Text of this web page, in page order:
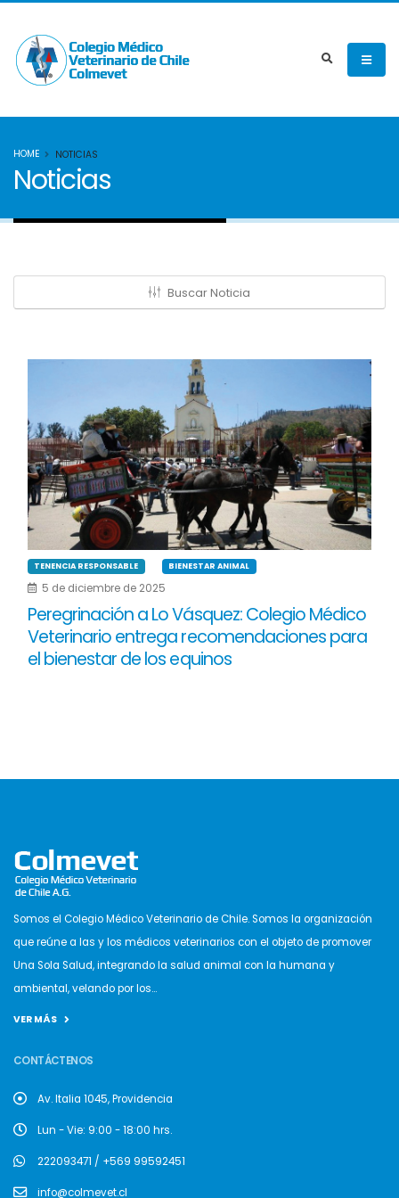
HOME NOTICIAS
Noticias
Buscar Noticia
TENENCIA RESPONSABLE BIENESTAR ANIMAL
5 de diciembre de 2025
Peregrinación a Lo Vásquez: Colegio Médico
Veterinario entrega recomendaciones para
el bienestar de los equinos
Somos el Colegio Médico Veterinario de Chile. Somos la organización
que reúne a las y los médicos veterinarios con el objeto de promover
Una Sola Salud, integrando la salud animal con la humana y
ambiental, velando por los...
VER MÁS
CONTÁCTENOS
Av. Italia 1045, Providencia
Lun - Vie: 9:00 - 18:00 hrs.
222093471 / +569 99592451
info@colmevet.cl